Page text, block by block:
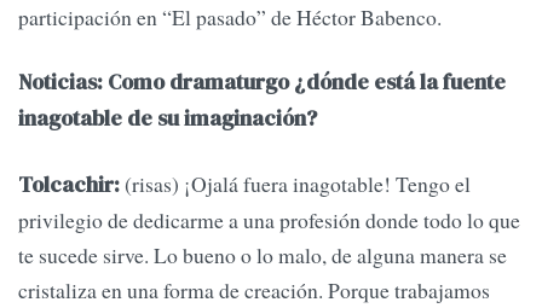
participación en “El pasado” de Héctor Babenco.
Noticias: Como dramaturgo ¿dónde está la fuente
inagotable de su imaginación?
Tolcachir:(risas) ¡Ojalá fuera inagotable! Tengo el
privilegio de dedicarme a una profesión donde todo lo que
te sucede sirve. Lo bueno o lo malo, de alguna manera se
cristaliza en una forma de creación. Porque trabajamos